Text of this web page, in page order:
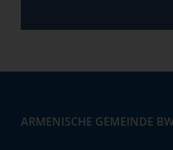
ARMENISCHE GEMEINDE